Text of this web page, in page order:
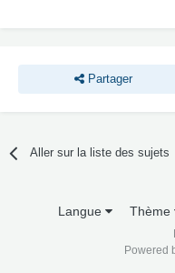
Partager
Aller sur la liste des sujets
Langue Thème
Powered